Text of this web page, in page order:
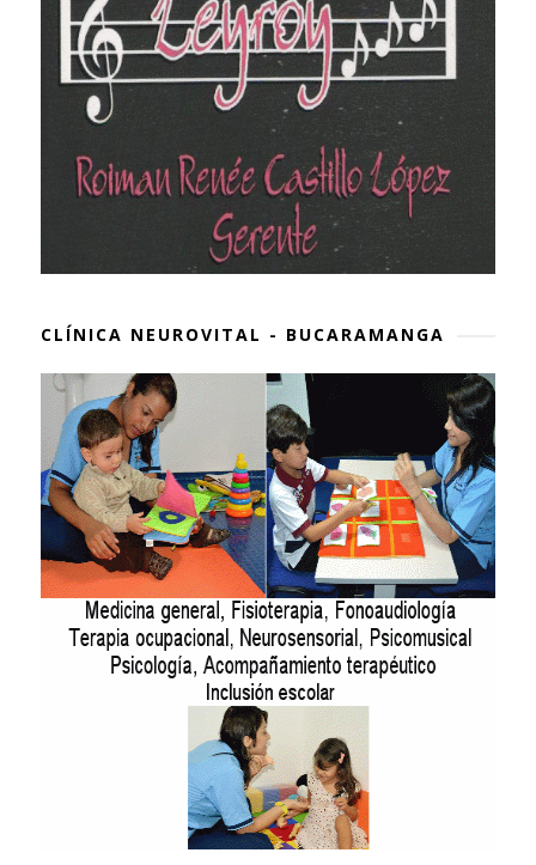
CLÍNICA NEUROVITAL - BUCARAMANGA